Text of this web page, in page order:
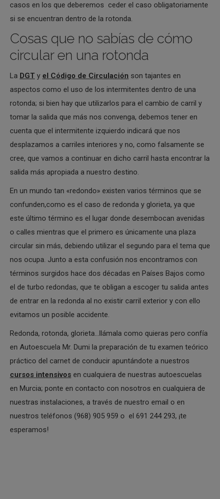
casos en los que deberemos ceder el caso obligatoriamente
si se encuentran dentro de la rotonda.
Cosas que no sabías de cómo
circular en una rotonda
La DGT y el Código de Circulación son tajantes en
aspectos como el uso de los intermitentes dentro de una
rotonda; si bien hay que utilizarlos para el cambio de carril y
tomar la salida que más nos convenga, debemos tener en
cuenta que el intermitente izquierdo indicará que nos
desplazamos a carriles interiores y no, como falsamente se
cree, que vamos a continuar en dicho carril hasta encontrar la
salida más apropiada a nuestro destino.
En un mundo tan «redondo» existen varios términos que se
confunden,como es el caso de redonda y glorieta, ya que
este último término es el lugar donde desembocan avenidas
o calles mientras que el primero es únicamente una plaza
circular sin más, debiendo utilizar el segundo para el tema que
nos ocupa. Junto a esta confusión nos encontramos con
términos surgidos hace dos décadas en Países Bajos como
el de turbo redondas, que te obligan a escoger tu salida antes
de entrar en la redonda al no existir carril exterior y con ello
evitamos un posible accidente.
Redonda, rotonda, glorieta…llámala como quieras pero confía
en Autoescuela Mr. Dumi la preparación de tu examen teórico
práctico del carnet de conducir apuntándote a nuestros
cursos intensivos en cualquiera de nuestras autoescuelas
en Murcia; ponte en contacto con nosotros en cualquiera de
nuestras instalaciones, a través de nuestro email o en
nuestros teléfonos (968) 905 959 o el 691 244 293, ¡te
esperamos!